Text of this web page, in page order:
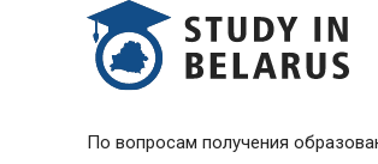
По вопросам получения